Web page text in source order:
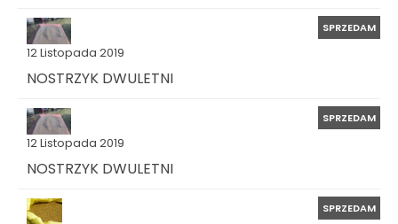
12 Listopada 2019
SPRZEDAM
NOSTRZYK DWULETNI
12 Listopada 2019
SPRZEDAM
NOSTRZYK DWULETNI
SPRZEDAM